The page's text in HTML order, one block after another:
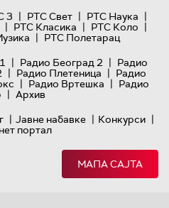
3 | РТС Свет | РТС Наука |
| РТС Класика | РТС Коло |
| РТС Полетарац
| Радио Београд 2 | Радио
| Радио Плетеница | Радио
| Радио Вртешка | Радио
| Архив
| Јавне набавке | Конкурси |
портал
МАПА САЈТА